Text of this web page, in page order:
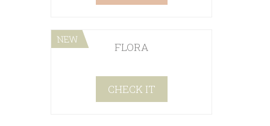
NEW
FLORA
CHECK IT